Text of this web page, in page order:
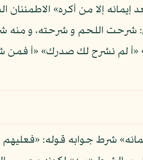
إيمانه إلا من أكره»
شرحت اللحم و شرحته، و منه
لم نشرح لك صدرك» «أ فمن
شرط جوابه قوله: